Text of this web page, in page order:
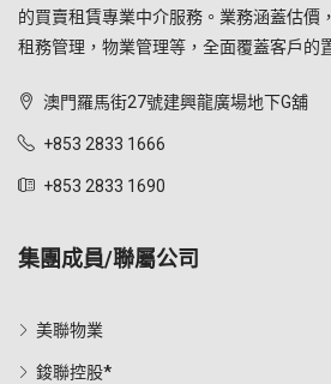
的買賣租賃專業中介服務。業務涵蓋估價
租務管理，物業管理等，全面覆蓋客戶的
澳門羅馬街27號建興龍廣場地下G舖
+853 2833 1666
+853 2833 1690
集團成員/聯屬公司
美聯物業
鋑聯控股*